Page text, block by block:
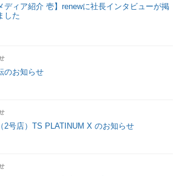
ディア紹介 壱】renewに社長インタビューが掲
した
のお知らせ
2号店）TS PLATINUM X のお知らせ